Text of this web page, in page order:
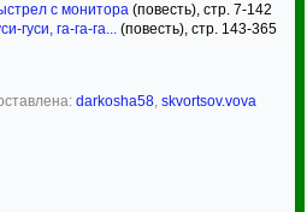
с монитора (повесть), стр. 7-142
гуси, га-га-га... (повесть), стр. 143-365
darkosha58, skvortsov.vova